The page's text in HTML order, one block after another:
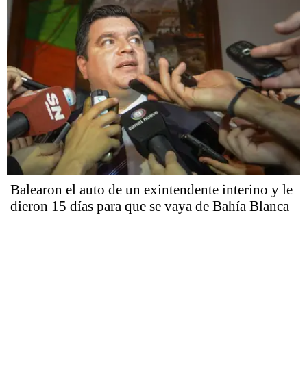
Balearon el auto de un exintendente interino y le
dieron 15 días para que se vaya de Bahía Blanca